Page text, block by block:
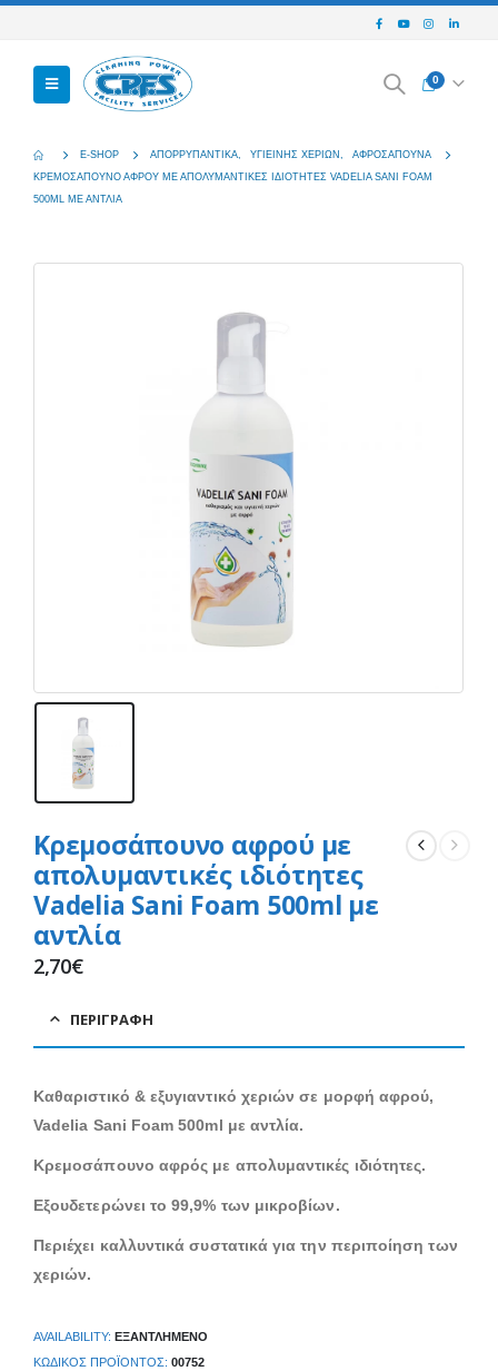
0
E-SHOP ΑΠΟΡΡΥΠΑΝΤΙΚΆ ΥΓΙΕΙΝΉΣ ΧΕΡΙΏΝ
ΑΦΡΟΣΆΠΟΥΝΑ
ΚΡΕΜΟΣΆΠΟΥΝΟ ΑΦΡΟΎ ΜΕ ΑΠΟΛΥΜΑΝΤΙΚΈΣ ΙΔΙΌΤΗΤΕΣ VADELIA SANI FOAM
500ML ΜΕ ΑΝΤΛΊΑ
Κρεμοσάπουνο αφρού με
απολυμαντικές ιδιότητες
Vadelia Sani Foam 500ml με
αντλία
2,70€
ΠΕΡΙΓΡΑΦΉ
Καθαριστικό & εξυγιαντικό χεριών σε μορφή αφρού,
Vadelia Sani Foam 500ml με αντλία.
Κρεμοσάπουνο αφρός με απολυμαντικές ιδιότητες.
Εξουδετερώνει το 99,9% των μικροβίων.
Περιέχει καλλυντικά συστατικά για την περιποίηση των
χεριών.
AVAILABILITY: ΕΞΑΝΤΛΗΜΈΝΟ
ΚΩΔΙΚΌΣ ΠΡΟΪΌΝΤΟΣ: 00752